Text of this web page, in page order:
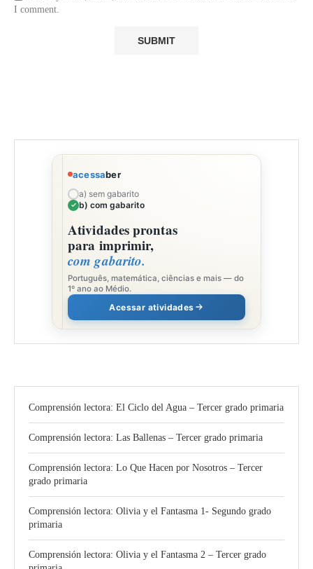
I comment.
acessaber
a) sem gabarito
b) com gabarito
Atividades prontas
para imprimir,
com gabarito.
Português, matemática, ciências e mais — do
1º ano ao Médio.
Acessar atividades
Comprensión lectora: El Ciclo del Agua – Tercer grado primaria
Comprensión lectora: Las Ballenas – Tercer grado primaria
Comprensión lectora: Lo Que Hacen por Nosotros – Tercer
grado primaria
Comprensión lectora: Olivia y el Fantasma 1- Segundo grado
primaria
Comprensión lectora: Olivia y el Fantasma 2 – Tercer grado